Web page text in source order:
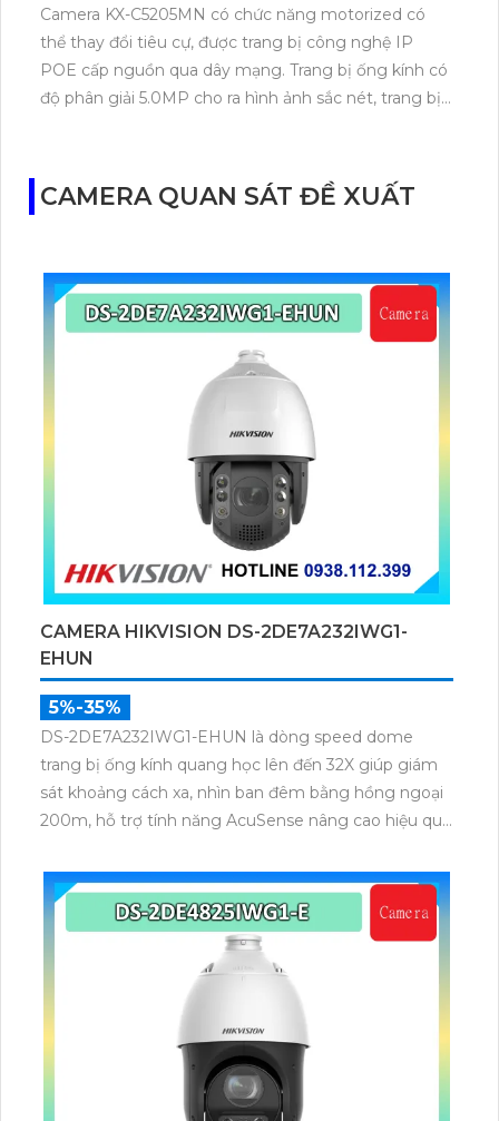
Camera KX-C5205MN có chức năng motorized có
thể thay đổi tiêu cự, được trang bị công nghệ IP
POE cấp nguồn qua dây mạng. Trang bị ống kính có
độ phân giải 5.0MP cho ra hình ảnh sắc nét, trang bị
CAMERA QUAN SÁT ĐỀ XUẤT
CAMERA HIKVISION DS-2DE7A232IWG1-
EHUN
5%-35%
DS-2DE7A232IWG1-EHUN là dòng speed dome
trang bị ống kính quang học lên đến 32X giúp giám
sát khoảng cách xa, nhìn ban đêm bằng hồng ngoại
200m, hỗ trợ tính năng AcuSense nâng cao hiệu quả
nghệ Self-learning